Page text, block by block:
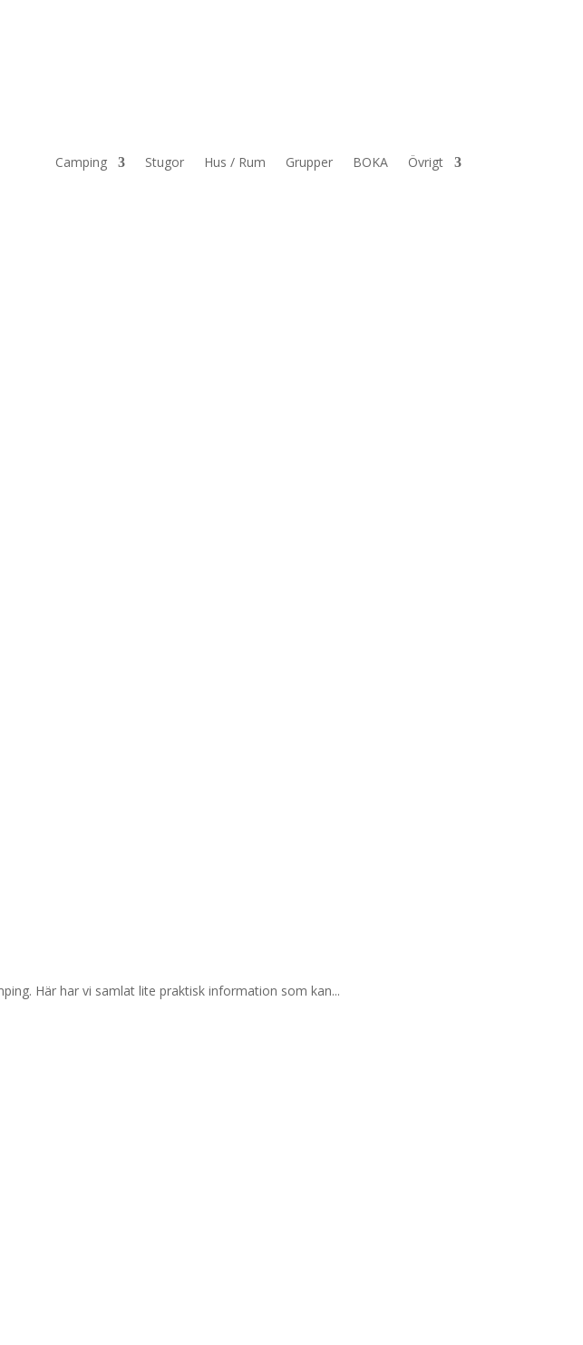
Camping Stugor Hus / Rum Grupper BOKA Övrigt
Här har vi samlat lite praktisk information som kan...